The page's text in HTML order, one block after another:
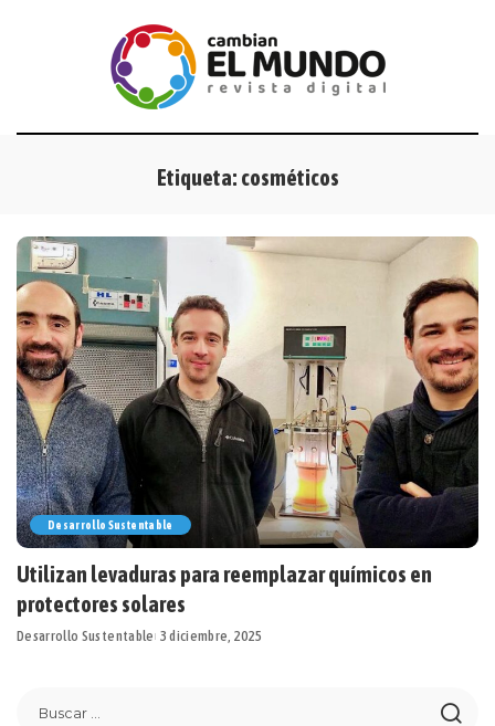
Etiqueta: cosméticos
Desarrollo Sustentable
Utilizan levaduras para reemplazar químicos en
protectores solares
Desarrollo Sustentable 3 diciembre, 2025